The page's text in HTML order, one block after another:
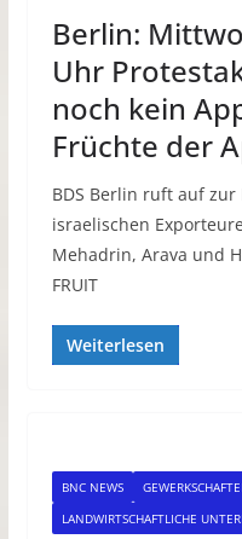
Berlin:
Uhr
noch kein
Früchte der
BDS Berlin ruft auf
israelischen
Mehadrin, Arava und
FRUIT
Weiterlesen
BNC NEWS
LANDWIRTSCHAFTLICHE